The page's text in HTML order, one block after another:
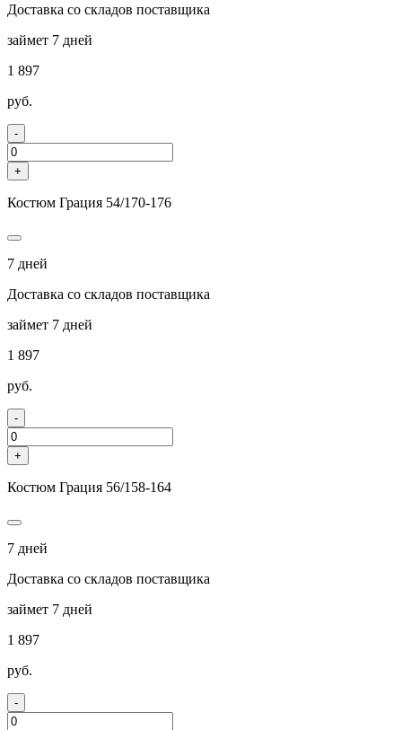
Доставка со складов поставщика
займет 7 дней
1 897
руб.
-
+
Костюм Грация 54/170-176
7 дней
Доставка со складов поставщика
займет 7 дней
1 897
руб.
-
+
Костюм Грация 56/158-164
7 дней
Доставка со складов поставщика
займет 7 дней
1 897
руб.
-